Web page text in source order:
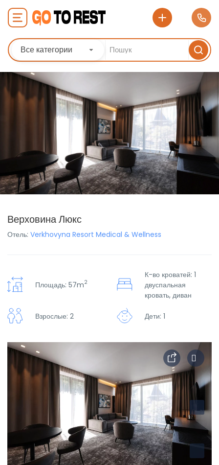
Все категории
Верховина Люкс
Отель: Verkhovyna Resort Medical & Wellness
Площадь: 57m2
К-во кроватей: 1
двуспальная
кровать, диван
Взрослые: 2 Дети: 1